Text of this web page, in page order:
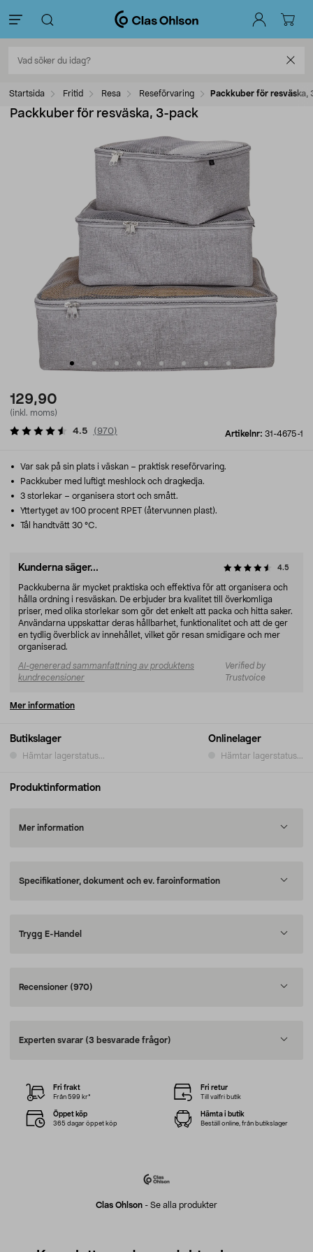
Startsida Fritid Resa Reseförvaring Packkuber för resväska,
Packkuber för resväska, 3-pack
129,90
(inkl. moms)
Artikelnr: 31-4675-1
4.5 (970)
Butikslager
Hämtar lagerstatus...
Onlinelager
Hämtar lagerstatus...
Var sak på sin plats i väskan – praktisk reseförvaring.
Packkuber med luftigt meshlock och dragkedja.
3 storlekar – organisera stort och smått.
Yttertyget av 100 procent RPET (återvunnen plast).
Tål handtvätt 30 °C.
Kunderna säger... 4.5
Packkuberna är mycket praktiska och effektiva för att organisera och
hålla ordning i resväskan. De erbjuder bra kvalitet till överkomliga
priser, med olika storlekar som gör det enkelt att packa och hitta saker.
Användarna uppskattar deras hållbarhet, funktionalitet och att de ger
en tydlig överblick av innehållet, vilket gör resan smidigare och mer
organiserad.
AI-genererad sammanfattning av produktens
kundrecensioner
Verified by
Trustvoice
Mer information
Produktinformation
Mer information
Specifikationer, dokument och ev. faroinformation
Trygg E-Handel
Recensioner (970)
Experten svarar (3 besvarade frågor)
Clas Ohlson - Se alla produkter
Fri frakt
Från 599 kr*
Fri retur
Till valfri butik
Öppet köp
365 dagar öppet köp
Hämta i butik
Beställ online, från butikslager